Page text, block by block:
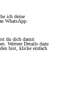
ich deine
WhatsApp.
du dich damit
Weitere Details dazu
bist, klicke einfach